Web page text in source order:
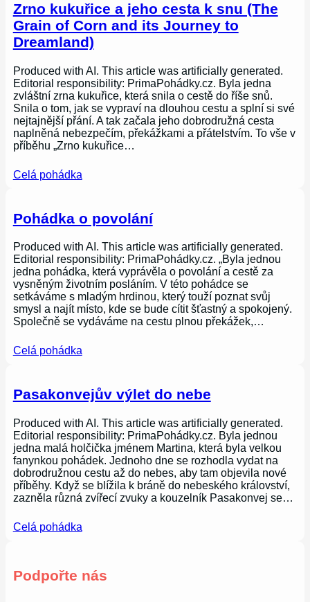
Zrno kukuřice a jeho cesta k snu (The
Grain of Corn and its Journey to
Dreamland)
Produced with AI. This article was artificially generated.
Editorial responsibility: PrimaPohádky.cz. Byla jedna
zvláštní zrna kukuřice, která snila o cestě do říše snů.
Snila o tom, jak se vypraví na dlouhou cestu a splní si své
nejtajnější přání. A tak začala jeho dobrodružná cesta
naplněná nebezpečím, překážkami a přátelstvím. To vše v
příběhu „Zrno kukuřice…
Celá pohádka
Pohádka o povolání
Produced with AI. This article was artificially generated.
Editorial responsibility: PrimaPohádky.cz. „Byla jednou
jedna pohádka, která vyprávěla o povolání a cestě za
vysněným životním posláním. V této pohádce se
setkáváme s mladým hrdinou, který touží poznat svůj
smysl a najít místo, kde se bude cítit šťastný a spokojený.
Společně se vydáváme na cestu plnou překážek,…
Celá pohádka
Pasakonvejův výlet do nebe
Produced with AI. This article was artificially generated.
Editorial responsibility: PrimaPohádky.cz. Byla jednou
jedna malá holčička jménem Martina, která byla velkou
fanynkou pohádek. Jednoho dne se rozhodla vydat na
dobrodružnou cestu až do nebes, aby tam objevila nové
příběhy. Když se blížila k bráně do nebeského království,
zazněla různá zvířecí zvuky a kouzelník Pasakonvej se…
Celá pohádka
Podpořte nás